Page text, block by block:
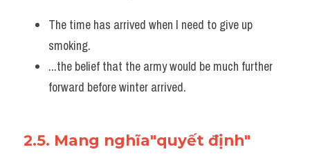
The time has arrived when I need to give up
smoking.
...the belief that the army would be much further
forward before winter arrived.
2.5. Mang nghĩa"quyết định"